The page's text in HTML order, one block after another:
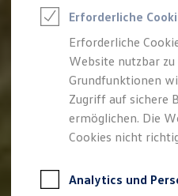
Elektroauto
Kleinwagen-
Leasing ohne
Finanzierung
Autokredit mit
Versicherungen und
Kfz-
Garantien
Professional
Erforderliche
Erforderliche
Website nutzbar
Grundfunktionen
Zugriff auf sichere
ermöglichen. Die
Cookies nicht
Analytics und